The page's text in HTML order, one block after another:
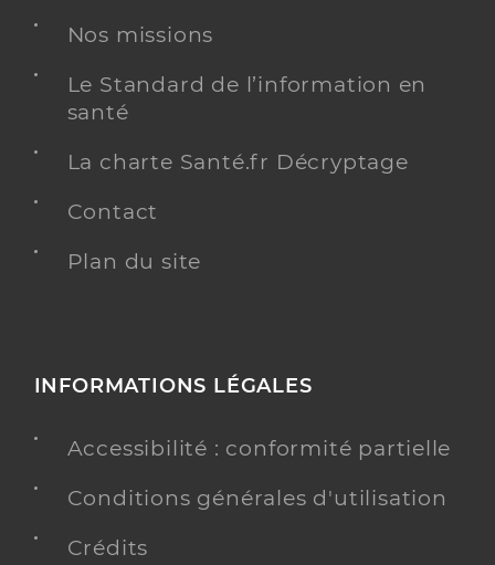
Nos missions
Le Standard de l’information en
santé
La charte Santé.fr Décryptage
Contact
Plan du site
INFORMATIONS LÉGALES
Accessibilité : conformité partielle
Conditions générales d'utilisation
Crédits